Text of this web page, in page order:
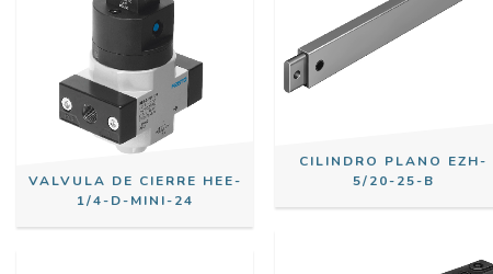
VALVULA DE CIERRE HEE-
1/4-D-MINI-24
CILINDRO PLANO EZH-
5/20-25-B